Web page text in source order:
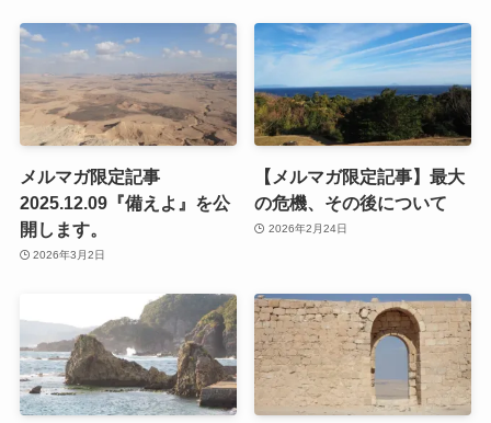
メルマガ限定記事
2025.12.09『備えよ』を公
開します。
2026年3月2日
【メルマガ限定記事】最大
の危機、その後について
2026年2月24日